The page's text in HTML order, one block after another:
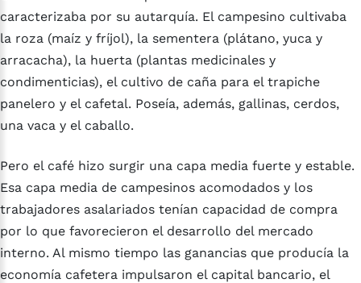
caracterizaba por su autarquía. El campesino cultivaba
la roza (maíz y fríjol), la sementera (plátano, yuca y
arracacha), la huerta (plantas medicinales y
condimenticias), el cultivo de caña para el trapiche
panelero y el cafetal. Poseía, además, gallinas, cerdos,
una vaca y el caballo.
Pero el café hizo surgir una capa media fuerte y estable.
Esa capa media de campesinos acomodados y los
trabajadores asalariados tenían capacidad de compra
por lo que favorecieron el desarrollo del mercado
interno. Al mismo tiempo las ganancias que producía la
economía cafetera impulsaron el capital bancario, el